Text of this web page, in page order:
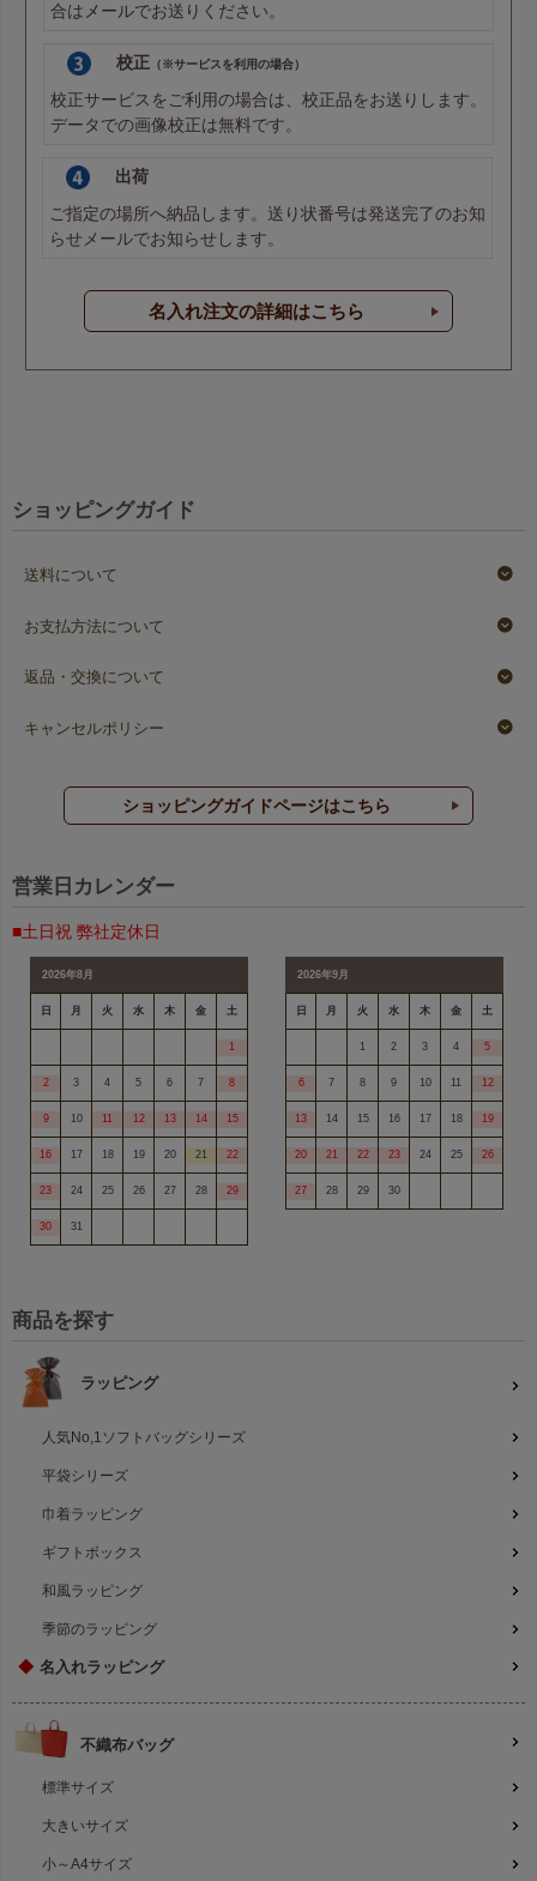
合は メールでお送りください。
校正 （※サービスを利用の場合）
校正サービスをご利用の場合は、校正品をお送りします。
データでの画像校正は無料です。
出荷
ご指定の場所へ納品します。送り状番号は発送完了のお知
らせメールでお知らせします。
名入れ注文の詳細はこちら
ショッピングガイド
送料について
お支払方法について
返品・交換について
キャンセルポリシー
ショッピングガイドページはこちら
営業日カレンダー
■土日祝 弊社定休日
2026年8月
日 月 火 水 木 金 土
1
2 3 4 5 6 7 8
9 10 11 12 13 14 15
16 17 18 19 20 21 22
23 24 25 26 27 28 29
30 31
2026年9月
日 月 火 水 木 金 土
1 2 3 4 5
6 7 8 9 10 11 12
13 14 15 16 17 18 19
20 21 22 23 24 25 26
27 28 29 30
商品を探す
ラッピング
人気No,1ソフトバッグシリーズ
平袋シリーズ
巾着ラッピング
ギフトボックス
和風ラッピング
季節のラッピング
◆ 名入れラッピング
不織布バッグ
標準サイズ
大きいサイズ
小～A4サイズ